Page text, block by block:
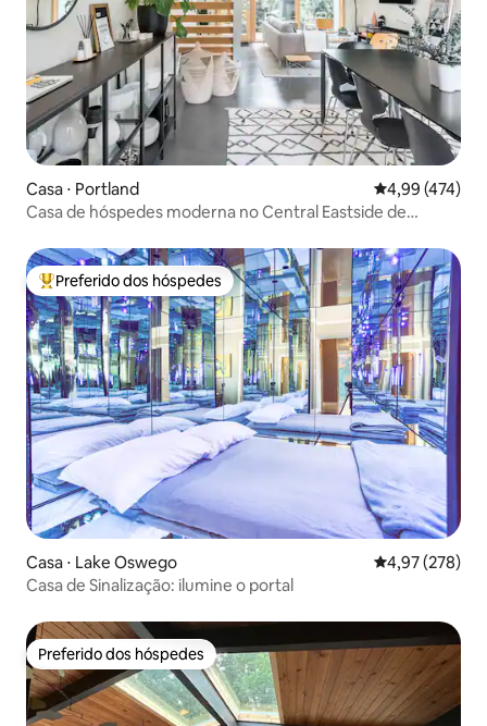
Casa ⋅ Portland 4,99 de uma
4,99 (474)
Casa de hóspedes moderna no Central Eastside de
Entre os melhores preferidos dos hóspedes
Preferido dos hóspedes
Casa ⋅ Lake Oswego 4,97 de uma
4,97 (278)
Casa de Sinalização: ilumine o portal
Preferido dos hóspedes
Preferido dos hóspedes